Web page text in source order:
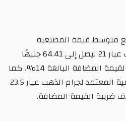
متوسط قيمة المصنعية
المعتمد ضريبيًا لجرام الذهب عيار 21 ليصل إلى 64.41 جنيهًا
للجرام، وذلك بخلاف ضريبة القيمة المضافة البالغة 14%، كما
ارتفع متوسط قيمة المصنعية المعتمد لجرام الذهب عيار 23.5